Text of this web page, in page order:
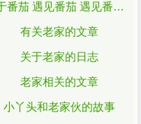
花朵闲挂架上，随
，青绿饱满。
节，掐下来，切成
关于番茄 遇见番茄 遇见番的文章
有关老家的文章
关于老家的日志
老家相关的文章
小丫头和老家伙的故事